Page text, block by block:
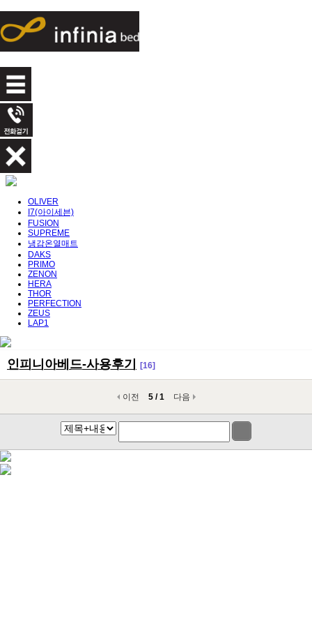
OLIVER
I7(아이세븐)
FUSION
SUPREME
냉감온열매트
DAKS
PRIMO
ZENON
HERA
THOR
PERFECTION
ZEUS
LAP1
인피니아베드-사용후기 [16]
이전 5 / 1 다음